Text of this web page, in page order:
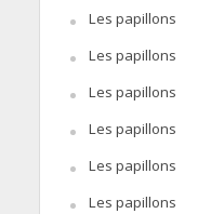
Les papillons
Les papillons
Les papillons
Les papillons
Les papillons
Les papillons